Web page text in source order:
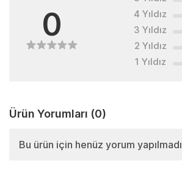
0 4 Yıldız
3 Yıldız
2 Yıldız
1 Yıldız
Ürün Yorumları (0)
Bu ürün için henüz yorum yapılmadı